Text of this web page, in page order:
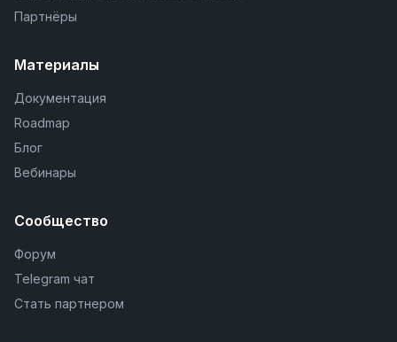
Партнёры
Материалы
Документация
Roadmap
Блог
Вебинары
Сообщество
Форум
Telegram чат
Стать партнером